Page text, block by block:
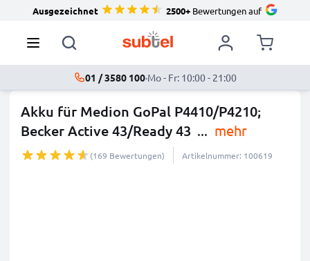
Ausgezeichnet 2500+Bewertungen auf
01 / 3580 100·Mo - Fr: 10:00 - 21:00
Akku für Medion GoPal P4410/P4210;
Becker Active 43/Ready 43 ... mehr
(169 Bewertungen) Artikelnummer: 100619